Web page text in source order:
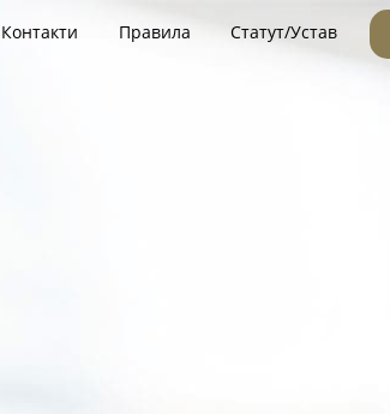
Контакти Правила Статут/Устав